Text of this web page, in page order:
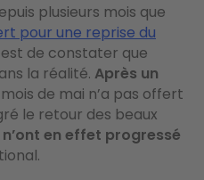
plusieurs mois que
pour une reprise du
de constater que
la réalité. Après un
de mai n’a pas offert
le retour des beaux
n’ont en effet progressé